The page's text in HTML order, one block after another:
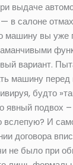
выдаче
— в салоне
машину вы уже
вариант.
машину перед
будто
явный подвох
вслепую? И
договора
не было при